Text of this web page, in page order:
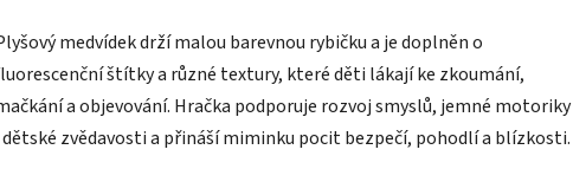
medvídek drží malou barevnou rybičku a je doplněn o
štítky a různé textury, které děti lákají ke zkoumání,
a objevování. Hračka podporuje rozvoj smyslů, jemné motoriky
zvědavosti a přináší miminku pocit bezpečí, pohodlí a blízkosti.